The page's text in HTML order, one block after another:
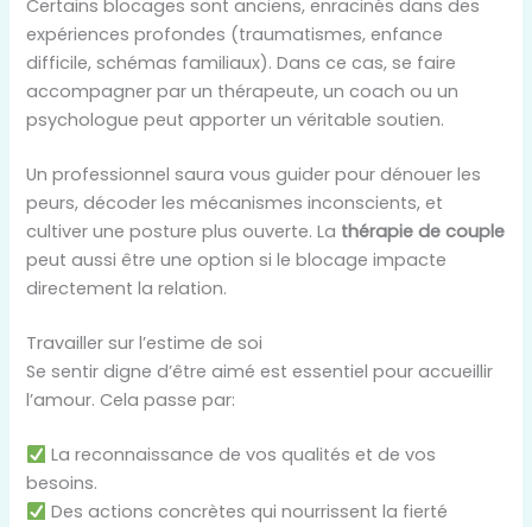
Certains blocages sont anciens, enracinés dans des
expériences profondes (traumatismes, enfance
difficile, schémas familiaux). Dans ce cas, se faire
accompagner par un thérapeute, un coach ou un
psychologue peut apporter un véritable soutien.
Un professionnel saura vous guider pour dénouer les
peurs, décoder les mécanismes inconscients, et
cultiver une posture plus ouverte. La thérapie de couple
peut aussi être une option si le blocage impacte
directement la relation.
Travailler sur l’estime de soi
Se sentir digne d’être aimé est essentiel pour accueillir
l’amour. Cela passe par:
La reconnaissance de vos qualités et de vos
besoins.
Des actions concrètes qui nourrissent la fierté